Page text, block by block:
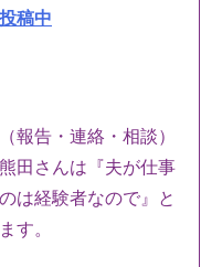
稿中
報告・連絡・相談）
田さんは『夫が仕事
は経験者なので』と
す。